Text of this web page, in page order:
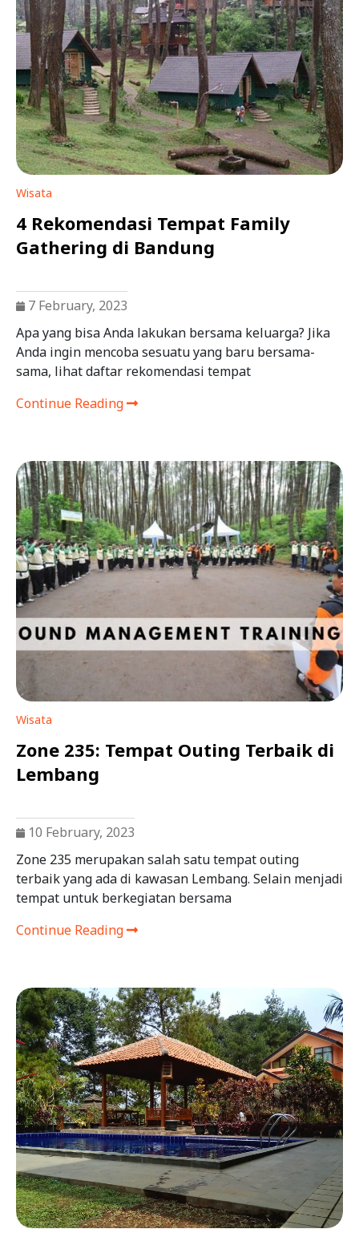
Wisata
4 Rekomendasi Tempat Family
Gathering di Bandung
7 February, 2023
Apa yang bisa Anda lakukan bersama keluarga? Jika
Anda ingin mencoba sesuatu yang baru bersama-
sama, lihat daftar rekomendasi tempat
Continue Reading
Wisata
Zone 235: Tempat Outing Terbaik di
Lembang
10 February, 2023
Zone 235 merupakan salah satu tempat outing
terbaik yang ada di kawasan Lembang. Selain menjadi
tempat untuk berkegiatan bersama
Continue Reading